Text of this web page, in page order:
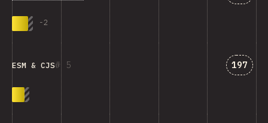
-2
5
ESM & CJS 匹配
197